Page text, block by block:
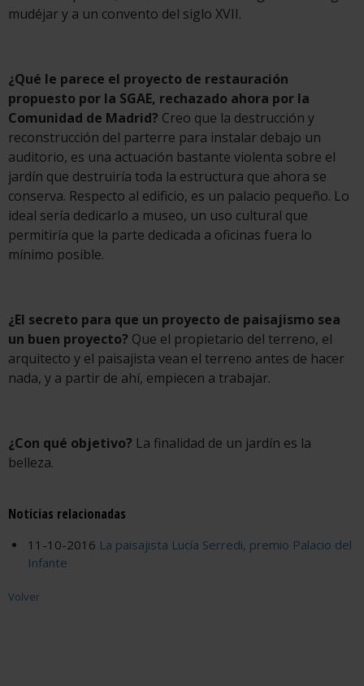
mudéjar y a un convento del siglo XVII.
¿Qué le parece el proyecto de restauración
propuesto por la SGAE, rechazado ahora por la
Comunidad de Madrid? Creo que la destrucción y
reconstrucción del parterre para instalar debajo un
auditorio, es una actuación bastante violenta sobre el
jardín que destruiría toda la estructura que ahora se
conserva. Respecto al edificio, es un palacio pequeño. Lo
ideal sería dedicarlo a museo, un uso cultural que
permitiría que la parte dedicada a oficinas fuera lo
mínimo posible.
¿El secreto para que un proyecto de paisajismo sea
un buen proyecto? Que el propietario del terreno, el
arquitecto y el paisajista vean el terreno antes de hacer
nada, y a partir de ahí, empiecen a trabajar.
¿Con qué objetivo? La finalidad de un jardín es la
belleza.
Noticias relacionadas
11-10-2016 La paisajista Lucía Serredi, premio Palacio del
Infante
Volver